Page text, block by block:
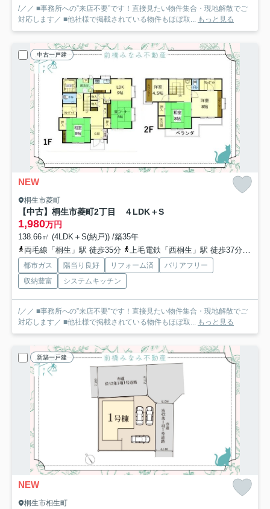
/／／ ■事務所への”来店不要”です！直接見たい物件集合・現地解散でご
対応します／ ■他社様で掲載されている物件もほぼ取... もっと見る
中古一戸建
NEW
桐生市菱町
【中古】桐生市菱町2丁目 ４LDK＋S
1,980万円
138.66㎡ (4LDK＋S(納戸)) /築35年
両毛線「桐生」駅 徒歩35分
上毛電鉄「西桐生」駅 徒歩37分
都市ガス 陽当り良好 リフォーム済
バリアフリー
収納豊富
システムキッチン
/／／ ■事務所への”来店不要”です！直接見たい物件集合・現地解散でご
対応します／ ■他社様で掲載されている物件もほぼ取... もっと見る
新築一戸建
NEW
桐生市相生町